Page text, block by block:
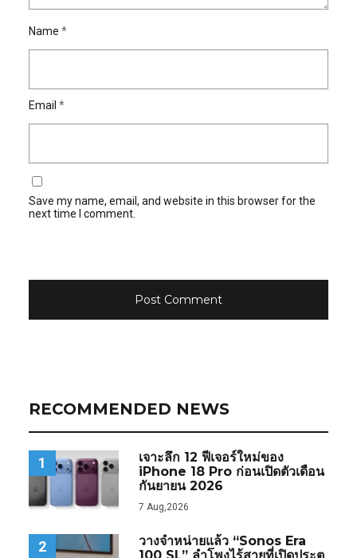
Name *
Email *
Save my name, email, and website in this browser for the
next time I comment.
RECOMMENDED NEWS
1
เจาะลึก 12 ฟีเจอร์ใหม่ของ
iPhone 18 Pro ก่อนเปิดตัวเดือน
กันยายน 2026
7 Aug,2026
2
วางจำหน่ายแล้ว “Sonos Era
100 SL” ลำโพงไร้สายที่เปิดประตู